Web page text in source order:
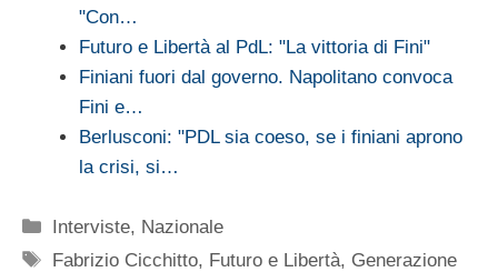
"Con…
Futuro e Libertà al PdL: "La vittoria di Fini"
Finiani fuori dal governo. Napolitano convoca
Fini e…
Berlusconi: "PDL sia coeso, se i finiani aprono
la crisi, si…
Categorie
Interviste, Nazionale
Tag
Fabrizio Cicchitto, Futuro e Libertà, Generazione